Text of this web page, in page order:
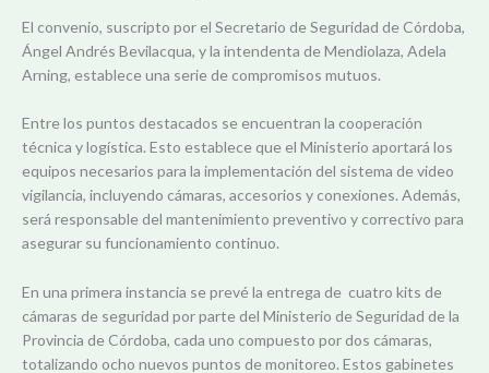
El convenio, suscripto por el Secretario de Seguridad de Córdoba,
Ángel Andrés Bevilacqua, y la intendenta de Mendiolaza, Adela
Arning, establece una serie de compromisos mutuos.
Entre los puntos destacados se encuentran la cooperación
técnica y logística. Esto establece que el Ministerio aportará los
equipos necesarios para la implementación del sistema de video
vigilancia, incluyendo cámaras, accesorios y conexiones. Además,
será responsable del mantenimiento preventivo y correctivo para
asegurar su funcionamiento continuo.
En una primera instancia se prevé la entrega de cuatro kits de
cámaras de seguridad por parte del Ministerio de Seguridad de la
Provincia de Córdoba, cada uno compuesto por dos cámaras,
totalizando ocho nuevos puntos de monitoreo. Estos gabinetes